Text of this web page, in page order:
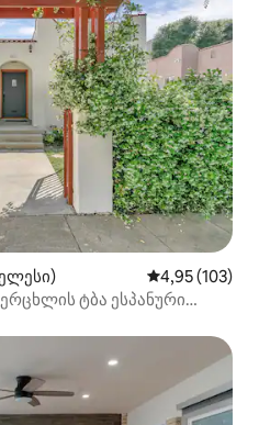
საშუალო
4,95 (103)
ტბა ესპანური
ვარიანტი